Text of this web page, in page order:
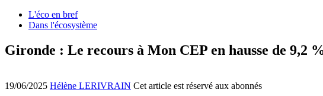
L'éco en bref
Dans l'écosystème
Gironde : Le recours à Mon CEP en hausse de 9,2
19/06/2025 Hélène LERIVRAIN Cet article est réservé aux abonnés